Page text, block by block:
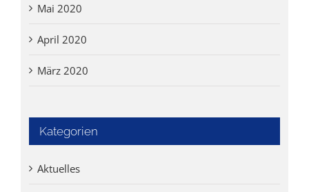
Mai 2020
April 2020
März 2020
Kategorien
Aktuelles